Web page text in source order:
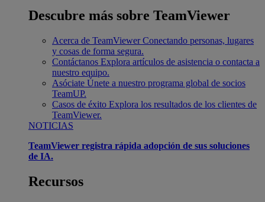
Descubre más sobre TeamViewer
Acerca de TeamViewer Conectando personas, lugares
y cosas de forma segura.
Contáctanos Explora artículos de asistencia o contacta a
nuestro equipo.
Asóciate Únete a nuestro programa global de socios
TeamUP.
Casos de éxito Explora los resultados de los clientes de
TeamViewer.
NOTICIAS
TeamViewer registra rápida adopción de sus soluciones
de IA.
Recursos